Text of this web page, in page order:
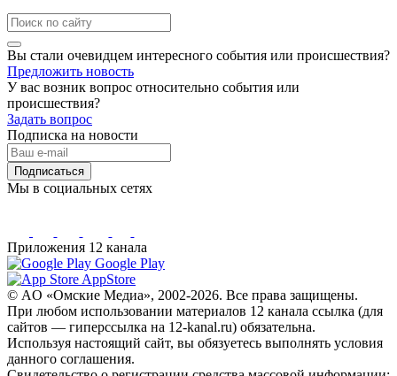
Вы стали очевидцем интересного события или происшествия?
Предложить новость
У вас возник вопрос относительно события или
происшествия?
Задать вопрос
Подписка на новости
Подписаться
Мы в социальных сетях
Приложения 12 канала
Google Play
AppStore
© AO «Омские Медиа», 2002-2026. Все права защищены.
При любом использовании материалов 12 канала ссылка (для
сайтов — гиперссылка на 12-kanal.ru) обязательна.
Используя настоящий сайт, вы обязуетесь выполнять условия
данного соглашения.